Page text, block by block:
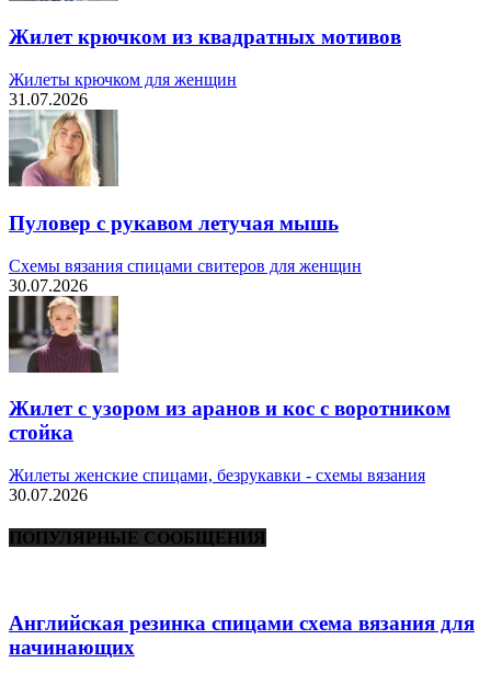
Жилет крючком из квадратных мотивов
Жилеты крючком для женщин
31.07.2026
Пуловер с рукавом летучая мышь
Схемы вязания спицами свитеров для женщин
30.07.2026
Жилет с узором из аранов и кос с воротником
стойка
Жилеты женские спицами, безрукавки - схемы вязания
30.07.2026
ПОПУЛЯРНЫЕ СООБЩЕНИЯ
Английская резинка спицами схема вязания для
начинающих